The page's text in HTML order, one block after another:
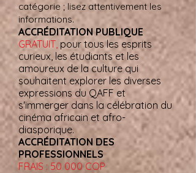
catégorie ; lisez attentivement les
informations.
ACCRÉDITATION PUBLIQUE
GRATUIT, pour tous les esprits
curieux, les étudiants et les
amoureux de la culture qui
souhaitent explorer les diverses
expressions du QAFF et
s'immerger dans la célébration du
cinéma africain et afro-
diasporique.
ACCRÉDITATION DES
PROFESSIONNELS
FRAIS : 50 000 COP